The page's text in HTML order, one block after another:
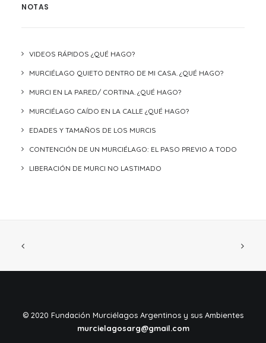
NOTAS
VIDEOS RÁPIDOS ¿QUÉ HAGO?
MURCIÉLAGO QUIETO DENTRO DE MI CASA. ¿QUÉ HAGO?
MURCI EN LA PARED/ CORTINA. ¿QUÉ HAGO?
MURCIÉLAGO CAÍDO EN LA CALLE ¿QUÉ HAGO?
EDADES Y TAMAÑOS DE LOS MURCIS
CONTENCIÓN DE UN MURCIÉLAGO: EL PASO PREVIO A TODO
LIBERACIÓN DE MURCI NO LASTIMADO
©️ 2020 Fundación Murciélagos Argentinos y sus Ambientes
murcielagosarg@gmail.com